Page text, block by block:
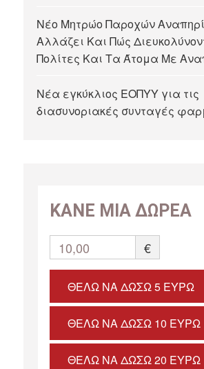
Νέο Μητρώο Παροχών
Αλλάζει Και Πώς
Πολίτες Και Τα Άτομα Με
Νέα εγκύκλιος ΕΟΠΥΥ για τις
διασυνοριακές συνταγές
ΚΑΝΕ ΜΙΑ ΔΩΡΕΑ
10,00 €
ΘΈΛΩ ΝΑ ΔΏΣΩ 5 ΕΥΡΏ
ΘΈΛΩ ΝΑ ΔΏΣΩ 10 ΕΥΡΏ
ΘΈΛΩ ΝΑ ΔΏΣΩ 20 ΕΥΡΏ